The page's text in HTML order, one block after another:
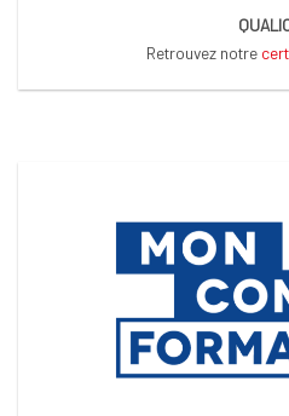
Retrouvez notre